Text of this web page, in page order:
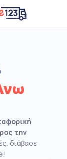
την
διάβασε